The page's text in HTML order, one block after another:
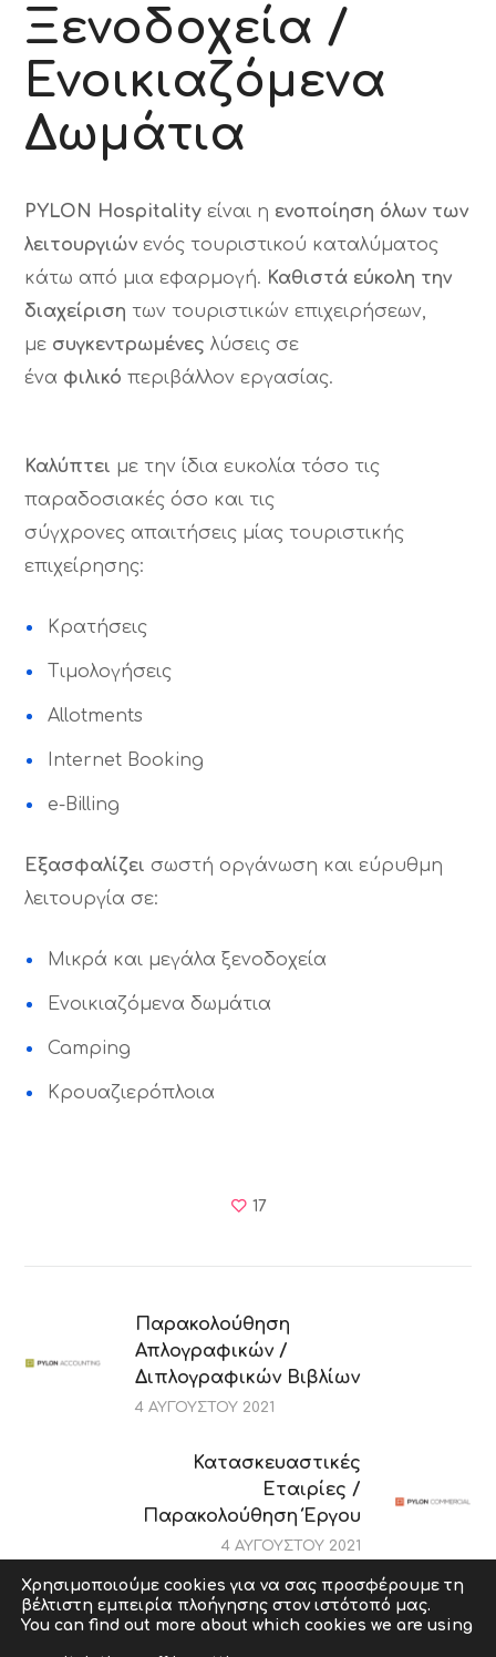
Ξενοδοχεία /
Ενοικιαζόμενα
Δωμάτια
PYLON Hospitality είναι η ενοποίηση όλων των
λειτουργιών ενός τουριστικού καταλύματος
κάτω από μια εφαρμογή. Καθιστά εύκολη την
διαχείριση των τουριστικών επιχειρήσεων,
με συγκεντρωμένεςλύσεις σε
ένα φιλικόπεριβάλλον εργασίας.
Καλύπτει με την ίδια ευκολία τόσο τις
παραδοσιακές όσο και τις
σύγχρονες απαιτήσεις μίας τουριστικής
επιχείρησης:
Κρατήσεις
Τιμολογήσεις
Allotments
Internet Booking
e-Billing
Εξασφαλίζει σωστή οργάνωση και εύρυθμη
λειτουργία σε:
Μικρά και μεγάλα ξενοδοχεία
Ενοικιαζόμενα δωμάτια
Camping
Κρουαζιερόπλοια
17
Παρακολούθηση
Απλογραφικών /
Διπλογραφικών Βιβλίων
4 ΑΥΓΟΎΣΤΟΥ 2021
Κατασκευαστικές
Εταιρίες /
Παρακολούθηση Έργου
4 ΑΥΓΟΎΣΤΟΥ 2021
Copyright © 2009-2026 abcit.gr. All Rights Reserved. |
Powered by abcit Developed by
Χρησιμοποιούμε cookies για να σας προσφέρουμε τη
βέλτιστη εμπειρία πλοήγησης στον ιστότοπό μας.
You can find out more about which cookies we are using